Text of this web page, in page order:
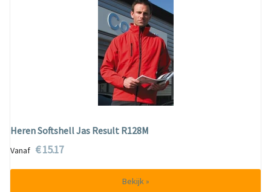
Heren Softshell Jas Result R128M
Vanaf € 15.17
Bekijk »